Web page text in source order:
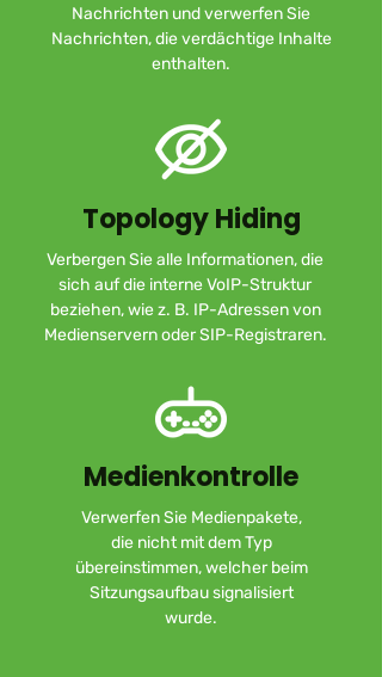
Nachrichten und verwerfen Sie
Nachrichten, die verdächtige Inhalte
enthalten.
Topology Hiding
Verbergen Sie alle Informationen, die
sich auf die interne VoIP-Struktur
beziehen, wie z. B. IP-Adressen von
Medienservern oder SIP-Registraren.
Medienkontrolle
Verwerfen Sie Medienpakete,
die nicht mit dem Typ
übereinstimmen, welcher beim
Sitzungsaufbau signalisiert
wurde.